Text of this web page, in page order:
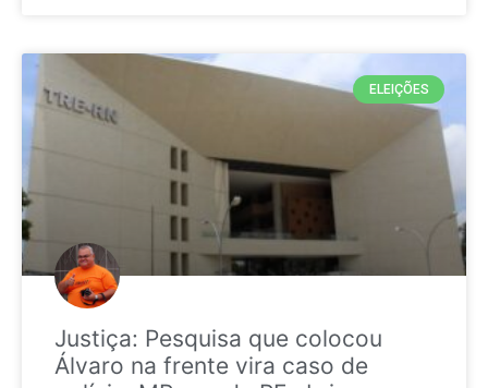
ELEIÇÕES
Justiça: Pesquisa que colocou
Álvaro na frente vira caso de